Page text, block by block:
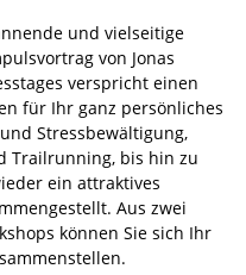
und vielseitige
von Jonas
verspricht einen
für Ihr ganz persönliches
Stressbewältigung,
Trailrunning, bis hin zu
ein attraktives
Aus zwei
können Sie sich Ihr